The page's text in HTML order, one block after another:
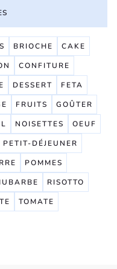
BRIOCHE
CAKE
CONFITURE
DESSERT
FETA
FRUITS
GOÛTER
NOISETTES
OEUF
PETIT-DÉJEUNER
POMMES
RISOTTO
TOMATE